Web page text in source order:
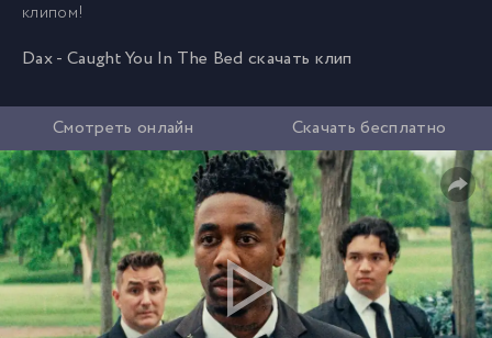
клипом!
Dax - Caught You In The Bed скачать клип
Смотреть онлайн Скачать бесплатно